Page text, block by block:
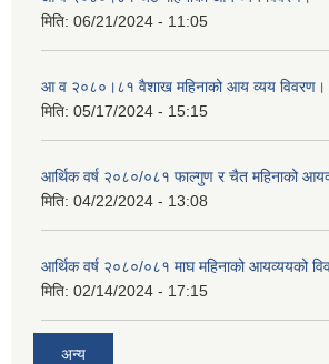
मिति: 06/21/2024 - 11:05
आ व २०८०।८१ वैशाख महिनाको आय व्यय विवरण।
मिति: 05/17/2024 - 15:15
आर्थिक वर्ष २०८०/०८१ फाल्गुण र चैत महिनाको
मिति: 04/22/2024 - 13:08
आर्थिक वर्ष २०८०/०८१ माघ महिनाको आयव्ययको
मिति: 02/14/2024 - 17:15
अन्य